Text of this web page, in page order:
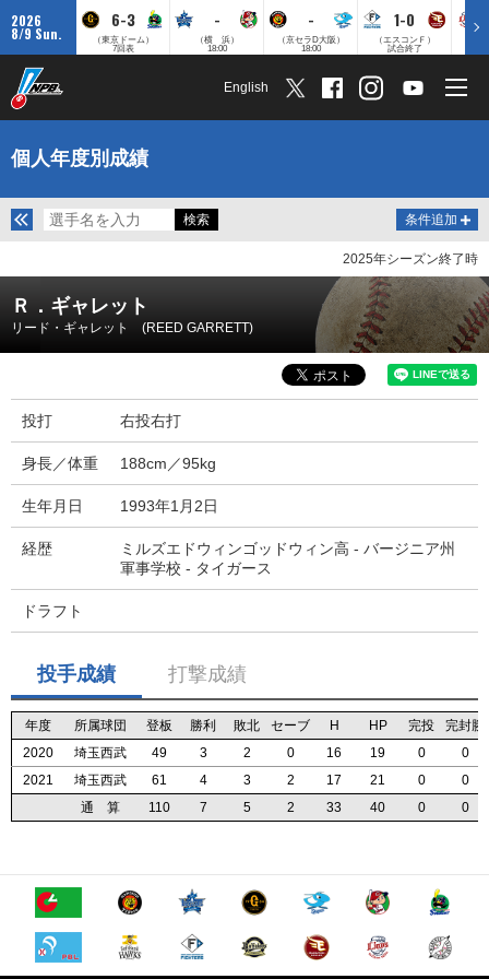
2026
8/9 Sun.
6-3
（東京ドーム）
7回表
-
（横 浜）
18:00
-
（京セラD大阪）
18:00
1-0
（エスコンＦ）
試合終了
English
個人年度別成績
条件追加
2025年シーズン終了時
Ｒ．ギャレット
リード・ギャレット (REED GARRETT)
投打 右投右打
身長／体重 188cm／95kg
生年月日 1993年1月2日
経歴
ミルズエドウィンゴッドウィン高 - バージニア州
軍事学校 - タイガース
ドラフト
投手成績 打撃成績
年度 所属球団 登板 勝利 敗北 セーブ H HP 完投
完封勝
2020
埼玉西武 49 3 2 0 16 19 0
0
2021
埼玉西武 61 4 3 2 17 21 0
0
通 算
110 7 5 2 33 40 0 0
年度 所属球団 登板 勝利 敗北 セーブ H HP 完投
完封勝
2020
埼玉西武 49 3 2 0 16 19 0
0
2021
埼玉西武 61 4 3 2 17 21 0
0
通 算
110 7 5 2 33 40 0 0
年度 所属球団 登板 勝利 敗北 セーブ H HP 完投
完封勝
2020
埼玉西武 49 3 2 0 16 19 0
0
2021
埼玉西武 61 4 3 2 17 21 0
0
通 算
110 7 5 2 33 40 0 0
年度 所属球団 登板 勝利 敗北 セーブ H HP 完投
完封勝
2020
埼玉西武 49 3 2 0 16 19 0
0
2021
埼玉西武 61 4 3 2 17 21 0
0
通 算
110 7 5 2 33 40 0 0